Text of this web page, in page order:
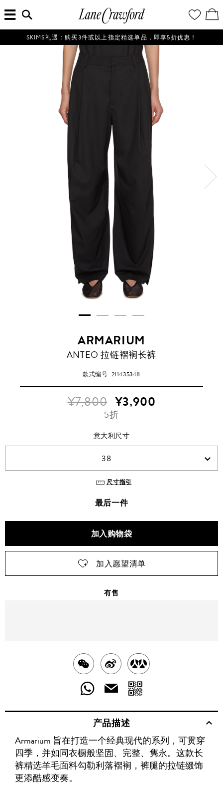
佛
探
索
你
的
时
尚
世
界
的
愿
望
单
看
／
修
购
单
入
搜
索
信
息...
SKIMS礼遇：购买3件或以上指定精选单品，即享5折优惠！
ARMARIUM
ANTEO 拉链褶裥长裤
款式编号 211435348
¥7,800 ¥3,900
5折
意大利尺寸
38
尺寸指引
最后一件
加入购物袋
加入愿望清单
有售
分
享
WECHAT
分
享
WEIBO
分
分
享
至
WHATSAPP
给
好
友
享
维
码
产品描述
Armarium 旨在打造一个经典现代的系列，可贯穿
四季，并如同衣橱般坚固、完整、隽永。这款长
裤精选羊毛面料勾勒利落褶裥，裤腿的拉链缀饰
更添酷感变奏。